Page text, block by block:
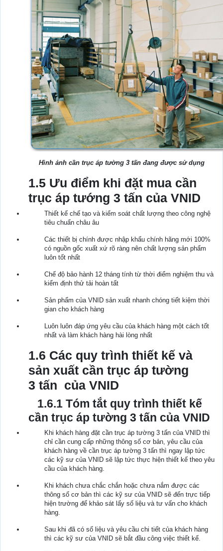
Hình ảnh cần trục áp tường 3 tấn đang được sử dụng
1.5 Ưu điểm khi đặt mua cần
trục áp tướng 3 tấn của VNID
Thiết kế chế tạo và kiểm soát chất lượng theo công nghệ
tiêu chuẩn châu âu
Các thiết bị chính được nhập khẩu chính hãng mới 100%
có nguồn gốc xuất xứ rõ ràng nên chất lượng sản phẩm
luôn tốt nhất
Chế độ bảo hành 12 tháng tính từ thời điểm nghiệm thu và
kiểm định thử tải hoàn tất
Sản phẩm của VNID sản xuất nhanh chóng tiết kiệm thời
gian cho khách hàng
Luôn luôn đáp ứng yêu cầu của khách hàng một cách tốt
nhất và làm khách hàng hài lòng nhất
1.6 Các quy trình thiết kế và
sản xuất cần trục áp tường
3 tấn của VNID
1.6.1 Tóm tắt quy trình thiết kế
cần trục áp tường 3 tấn của VNID
Khi khách hàng đặt cần trục áp tường 3 tấn của VNID thì
chỉ cần cung cấp những thông số cơ bản, yêu cầu của
khách hàng về cần trục áp tường 3 tấn thì ngay lập tức
các kỹ sư của VNID sẽ lập tức thực hiện thiết kế theo yêu
cầu của khách hàng.
Khi khách chưa chắc chắn hoặc chưa nắm được các
thông số cơ bản thì các kỹ sư của VNID sẽ đến trực tiếp
hiện trường để khảo sát lấy số liệu và tư vấn cho khách
hàng.
Sau khi đã có số liệu và yêu cầu chi tiết của khách hàng
thì các kỹ sư của VNID sẽ bắt đầu công việc thiết kế.